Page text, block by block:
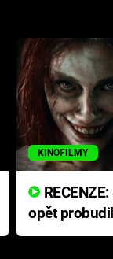
KINOFILMY
opět
přichází s